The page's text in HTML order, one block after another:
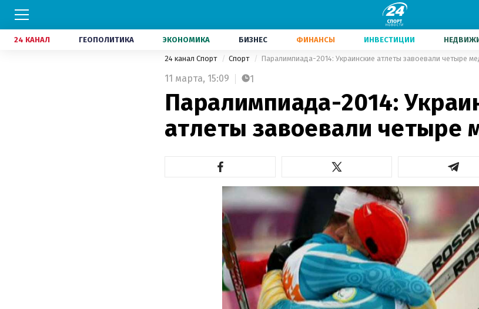
24 КАНАЛ ГЕОПОЛИТИКА ЭКОНОМИКА БИЗНЕС ФИНАНСЫ ИНВЕСТИЦИИ
24 канал Спорт Спорт Паралимпиада-2014: Украинские атлеты завоевали четыре
11 марта, 15:09 1
Паралимпиада-2014:
атлеты завоевали четыре